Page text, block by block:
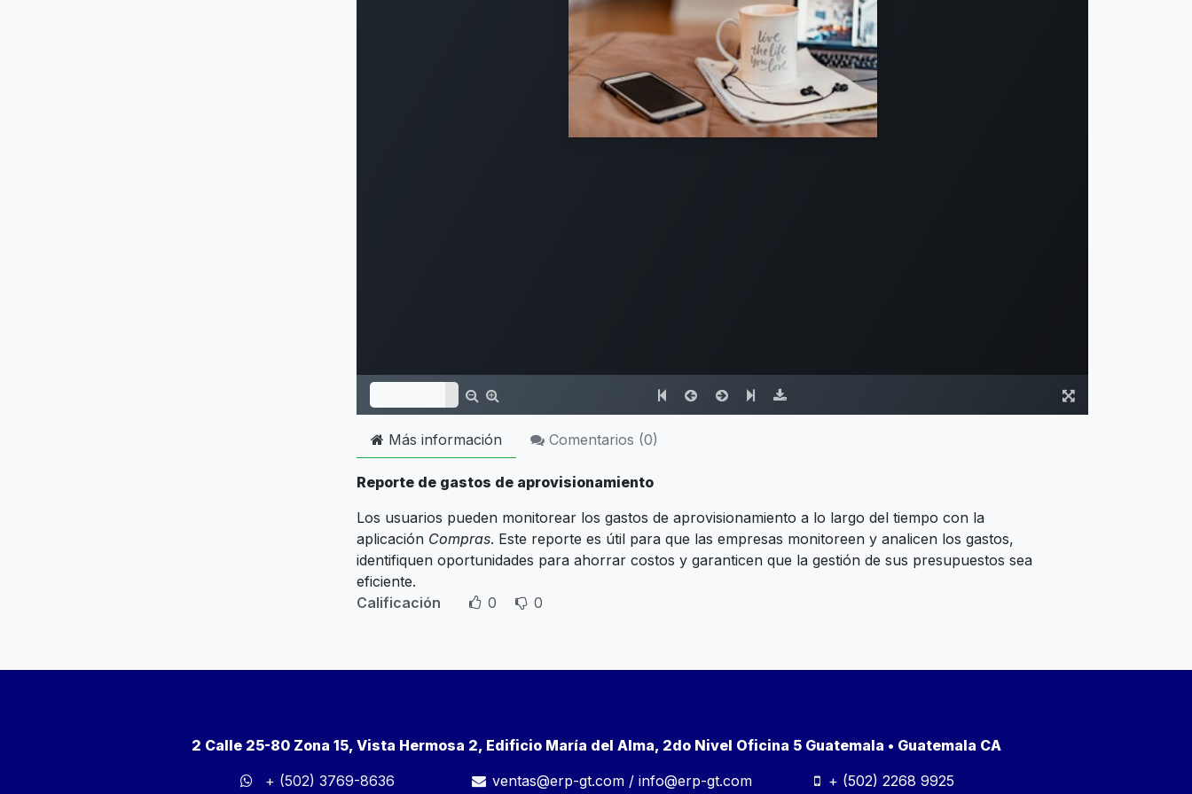
Más información Comentarios (0)
Reporte de gastos de aprovisionamiento
Los usuarios pueden monitorear los gastos de aprovisionamiento a lo largo del tiempo con la
aplicación Compras. Este reporte es útil para que las empresas monitoreen y analicen los gastos,
identifiquen oportunidades para ahorrar costos y garanticen que la gestión de sus presupuestos sea
eficiente.
Calificación
0 0
2 Calle 25-80 Zona 15, Vista Hermosa 2, Edificio María del Alma, 2do Nivel Oficina 5 Guatemala • Guatemala CA
+ (502) 3769-8636
ventas@erp-gt.com /info@erp-gt.com + (502) 2268 9925